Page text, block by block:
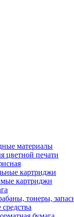
материалы
цветной печати
картриджи
картриджи
тонеры,